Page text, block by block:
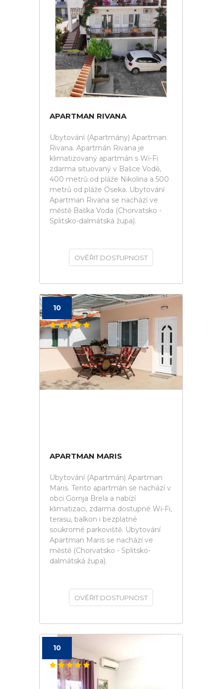
APARTMAN RIVANA
Ubytování (Apartmány) Apartman
Rivana. Apartmán Rivana je
klimatizovaný apartmán s Wi-Fi
zdarma situovaný v Bašce Vodě,
400 metrů od pláže Nikolina a 500
metrů od pláže Oseka. Ubytování
Apartman Rivana se nachází ve
městě Baška Voda (Chorvatsko -
Splitsko-dalmátská župa).
OVĚŘIT DOSTUPNOST
10
APARTMAN MARIS
Ubytování (Apartmán) Apartman
Maris. Tento apartmán se nachází v
obci Gornja Brela a nabízí
klimatizaci, zdarma dostupné Wi-Fi,
terasu, balkon i bezplatné
soukromé parkoviště. Ubytování
Apartman Maris se nachází ve
městě (Chorvatsko - Splitsko-
dalmátská župa).
OVĚŘIT DOSTUPNOST
10